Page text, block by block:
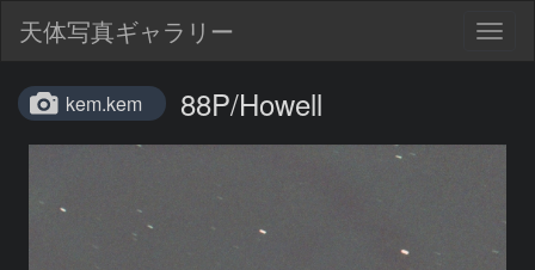
天体写真ギャラリー
kem.kem 88P/Howell